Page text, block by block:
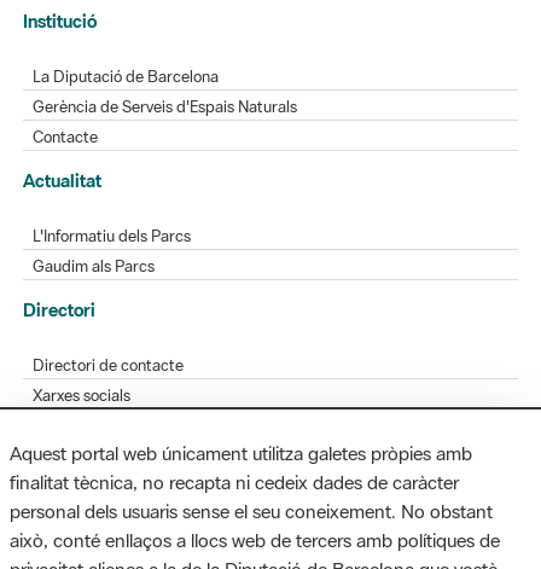
Institució
La Diputació de Barcelona
Gerència de Serveis d'Espais Naturals
Contacte
Actualitat
L'Informatiu dels Parcs
Gaudim als Parcs
Directori
Directori de contacte
Xarxes socials
Bústia de suggeriments
Opineu sobre els parcs
Aquest portal web únicament utilitza galetes pròpies amb
finalitat tècnica, no recapta ni cedeix dades de caràcter
personal dels usuaris sense el seu coneixement. No obstant
això, conté enllaços a llocs web de tercers amb polítiques de